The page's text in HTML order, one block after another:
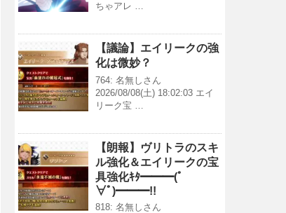
ちゃアレ …
【議論】エイリークの強
化は微妙？
764: 名無しさん
2026/08/08(土) 18:02:03 エイ
リーク宝 …
【朗報】ヴリトラのスキ
ル強化＆エイリークの宝
具強化ｷﾀ━━━(ﾟ
∀ﾟ)━━━!!
818: 名無しさん